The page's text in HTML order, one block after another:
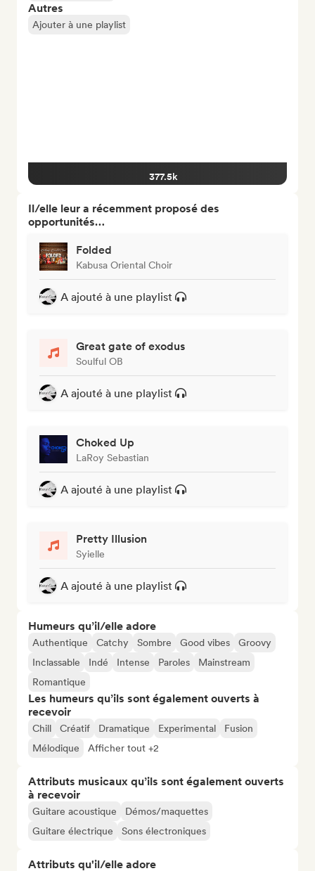
Autres
Ajouter à une playlist
377.5k
Il/elle leur a récemment proposé des
opportunités…
Folded
Kabusa Oriental Choir
A ajouté à une playlist
Great gate of exodus
Soulful OB
A ajouté à une playlist
Choked Up
LaRoy Sebastian
A ajouté à une playlist
Pretty Illusion
Syielle
A ajouté à une playlist
Humeurs qu’il/elle adore
Authentique Catchy Sombre Good vibes
Groovy
Inclassable
Indé Intense Paroles
Mainstream
Romantique
Les humeurs qu’ils sont également ouverts à
recevoir
Chill Créatif Dramatique Experimental
Fusion
Mélodique
Afficher tout +2
Attributs musicaux qu’ils sont également ouverts
à recevoir
Guitare acoustique
Démos/maquettes
Guitare électrique
Sons électroniques
Attributs qu'il/elle adore